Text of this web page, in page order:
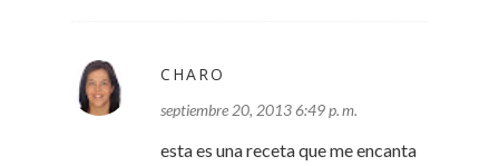
CHARO
septiembre 20, 2013 6:49 p. m.
esta es una receta que me encanta